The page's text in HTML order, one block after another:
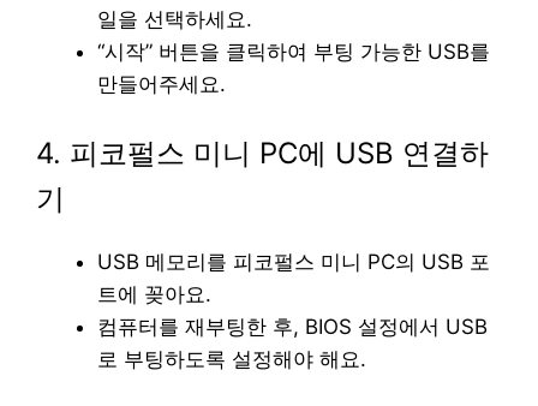
일을 선택하세요.
“시작” 버튼을 클릭하여 부팅 가능한 USB를
만들어주세요.
4. 피코펄스 미니 PC에 USB 연결하
기
USB 메모리를 피코펄스 미니 PC의 USB 포
트에 꽂아요.
컴퓨터를 재부팅한 후, BIOS 설정에서 USB
로 부팅하도록 설정해야 해요.